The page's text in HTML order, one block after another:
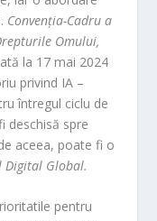
Convenția-Cadru a
Omului,
la 17 mai 2024
privind IA –
întregul ciclu de
deschisă spre
aceea, poate fi o
Digital Global.
pentru